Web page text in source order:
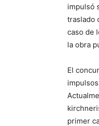
impulsó
traslado
caso de
la obra
El
primer